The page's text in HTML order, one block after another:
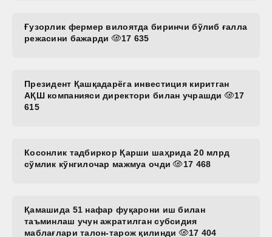
Ғузорлик фермер вилоятда биринчи бўлиб ғалла
режасини бажарди
17 635
Президент Қашқадарёга инвестиция киритган
АҚШ компанияси директори билан учрашди
17
615
Косонлик тадбиркор Қарши шаҳрида 20 млрд
сўмлик кўнгилочар мажмуа очди
17 468
Қамашида 51 нафар фуқарони иш билан
таъминлаш учун ажратилган субсидия
маблағлари талон-тарож қилинди
17 404